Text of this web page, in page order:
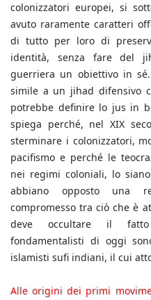
colonizzatori europei, si
avuto raramente caratteri
di tutto per loro di
identità, senza fare del
guerriera un obiettivo in
simile a un jihad difensivo
potrebbe definire lo jus in
spiega perché, nel XIX
sterminare i colonizzatori,
pacifismo e perché le
nei regimi coloniali, lo
abbiano opposto una
compromesso tra ciò che è
deve occultare il fatto
fondamentalisti di oggi
islamisti sufi indiani, il cui
Alle origini dei primi